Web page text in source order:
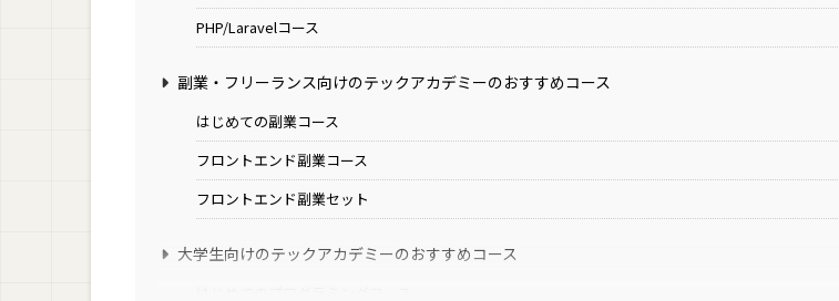
PHP/Laravelコース
副業・フリーランス向けのテックアカデミーのおすすめコース
はじめての副業コース
フロントエンド副業コース
フロントエンド副業セット
大学生向けのテックアカデミーのおすすめコース